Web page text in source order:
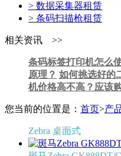
> 数据采集器租赁
> 条码扫描枪租赁
相关资讯 >>
条码标签打印机怎么
原理？ 如何挑选好的
机价格高不高？应该
您当前的位置是： 首页>产
Zebra 桌面式